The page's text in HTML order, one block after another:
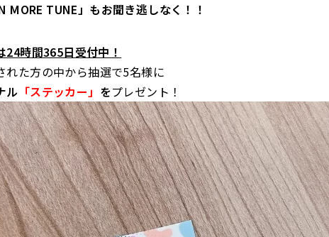
MORE TUNE」もお聞き逃しなく！！
24時間365日受付中！
れた方の中から抽選で5名様に
ル 「ステッカー」 をプレゼント！